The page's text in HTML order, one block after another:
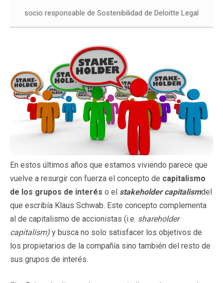
socio responsable de Sostenibilidad de Deloitte Legal
En estos últimos años que estamos viviendo parece que
vuelve a resurgir con fuerza el concepto de capitalismo
de los grupos de interés o el stakeholder capitalismdel
que escribía Klaus Schwab. Este concepto complementa
al de capitalismo de accionistas (i.e. shareholder
capitalism) y busca no solo satisfacer los objetivos de
los propietarios de la compañía sino también del resto de
sus grupos de interés.